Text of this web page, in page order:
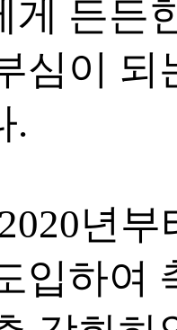
게 든든
심이 되
.
년
입하여